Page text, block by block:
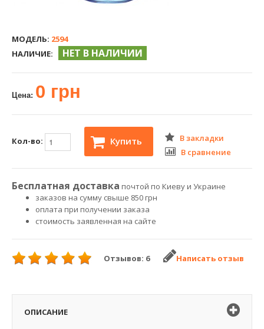
МОДЕЛЬ: 2594
НАЛИЧИЕ:
НЕТ В НАЛИЧИИ
Цена: 0 грн
Кол-во: Купить
В закладки
В сравнение
Бесплатная доставка почтой по Киеву и Украине
заказов на сумму свыше 850 грн
оплата при получении заказа
стоимость заявленная на сайте
Отзывов: 6 Написать отзыв
ОПИСАНИЕ